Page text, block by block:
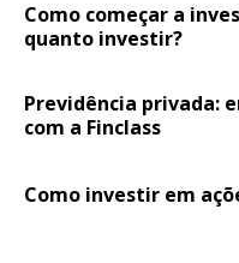
Como começar a
quanto investir?
Previdência privada:
com a Finclass
Como investir em